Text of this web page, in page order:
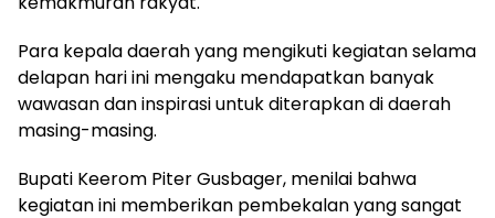
Para kepala daerah yang mengikuti kegiatan selama
delapan hari ini mengaku mendapatkan banyak
wawasan dan inspirasi untuk diterapkan di daerah
masing-masing.
Bupati Keerom Piter Gusbager, menilai bahwa
kegiatan ini memberikan pembekalan yang sangat